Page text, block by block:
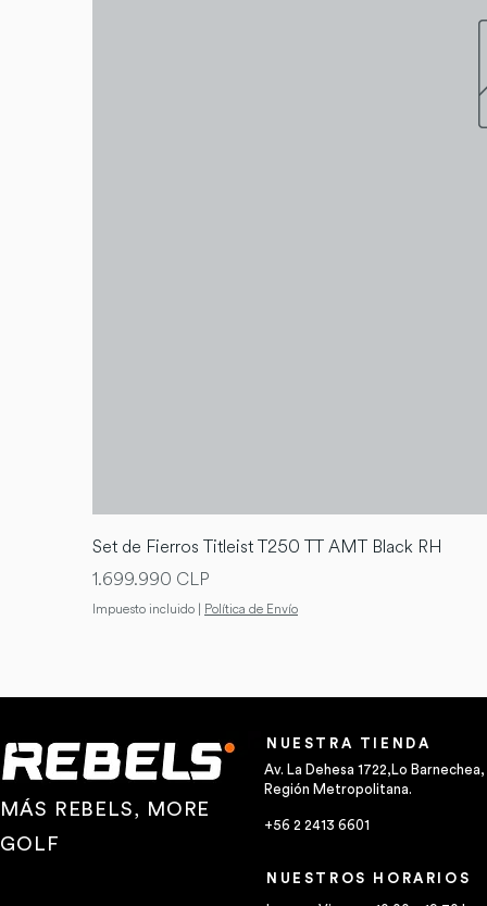
Set de Fierros Titleist T250 TT AMT Black RH
Precio
1.699.990 CLP
Impuesto incluido | Política de Envío
MÁS REBELS, MORE
GOLF
NUESTRA TIENDA
Av. La Dehesa 1722,Lo Barnechea,
Región Metropolitana.
+56 2 2413 6601
NUESTROS HORARIOS